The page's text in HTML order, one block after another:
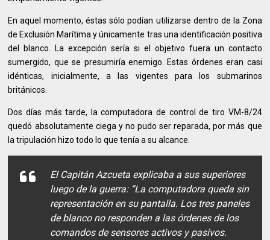
En aquel momento, éstas sólo podían utilizarse dentro de la Zona
de Exclusión Marítima y únicamente tras una identificación positiva
del blanco. La excepción sería si el objetivo fuera un contacto
sumergido, que se presumiría enemigo. Estas órdenes eran casi
idénticas, inicialmente, a las vigentes para los submarinos
británicos.
Dos días más tarde, la computadora de control de tiro VM-8/24
quedó absolutamente ciega y no pudo ser reparada, por más que
la tripulación hizo todo lo que tenía a su alcance.
El Capitán Azcueta explicaba a sus superiores
luego de la guerra: “La computadora queda sin
representación en su pantalla. Los tres paneles
de blanco no responden a las órdenes de los
comandos de sensores activos y pasivos.